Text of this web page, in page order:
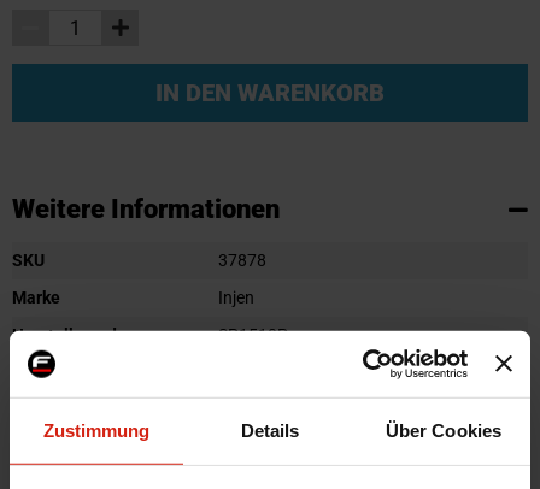
Zustimmung Details Über Cookies
IN DEN WARENKORB
Weitere Informationen
Weitere
SKU
37878
Marke
Injen
Herstellercode
SP1510P
Farbe